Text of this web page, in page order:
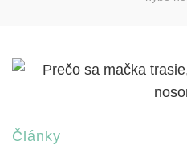
Články